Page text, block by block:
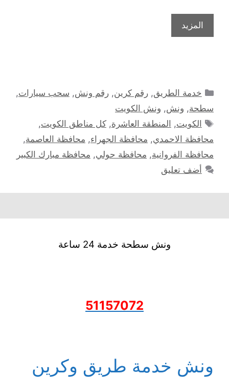
المزيد
التصنيفات
خدمة الطريق,رقم كرين,رقم ونش, سحب سيارات,
سطحة, ونش, ونش الكويت
الوسوم
الكويت, المنطقة العاشرة,كل مناطق الكويت,
محافظة الاحمدي, محافظة الجهراء, محافظة العاصمة,
محافظة الفروانية, محافظة حولي, محافظة مبارك الكبير
أضف تعليق
ونش سطحة خدمة 24 ساعة
51157072
ونش خدمة طريق وكرين